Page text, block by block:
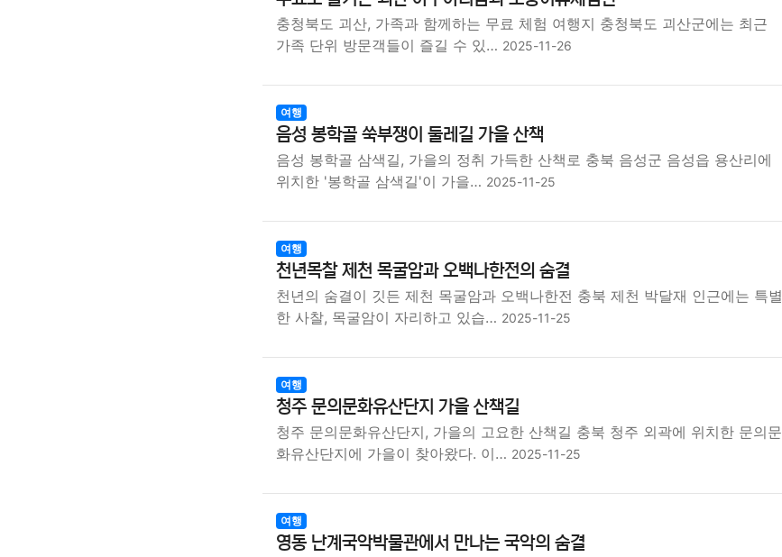
충청북도 괴산, 가족과 함께하는 무료 체험 여행지 충청북도 괴산군에는 최근
가족 단위 방문객들이 즐길 수 있… 2025-11-26
여행
음성 봉학골 쑥부쟁이 둘레길 가을 산책
음성 봉학골 삼색길, 가을의 정취 가득한 산책로 충북 음성군 음성읍 용산리에
위치한 '봉학골 삼색길'이 가을… 2025-11-25
여행
천년목찰 제천 목굴암과 오백나한전의 숨결
천년의 숨결이 깃든 제천 목굴암과 오백나한전 충북 제천 박달재 인근에는 특별
한 사찰, 목굴암이 자리하고 있습… 2025-11-25
여행
청주 문의문화유산단지 가을 산책길
청주 문의문화유산단지, 가을의 고요한 산책길 충북 청주 외곽에 위치한 문의문
화유산단지에 가을이 찾아왔다. 이… 2025-11-25
여행
영동 난계국악박물관에서 만나는 국악의 숨결